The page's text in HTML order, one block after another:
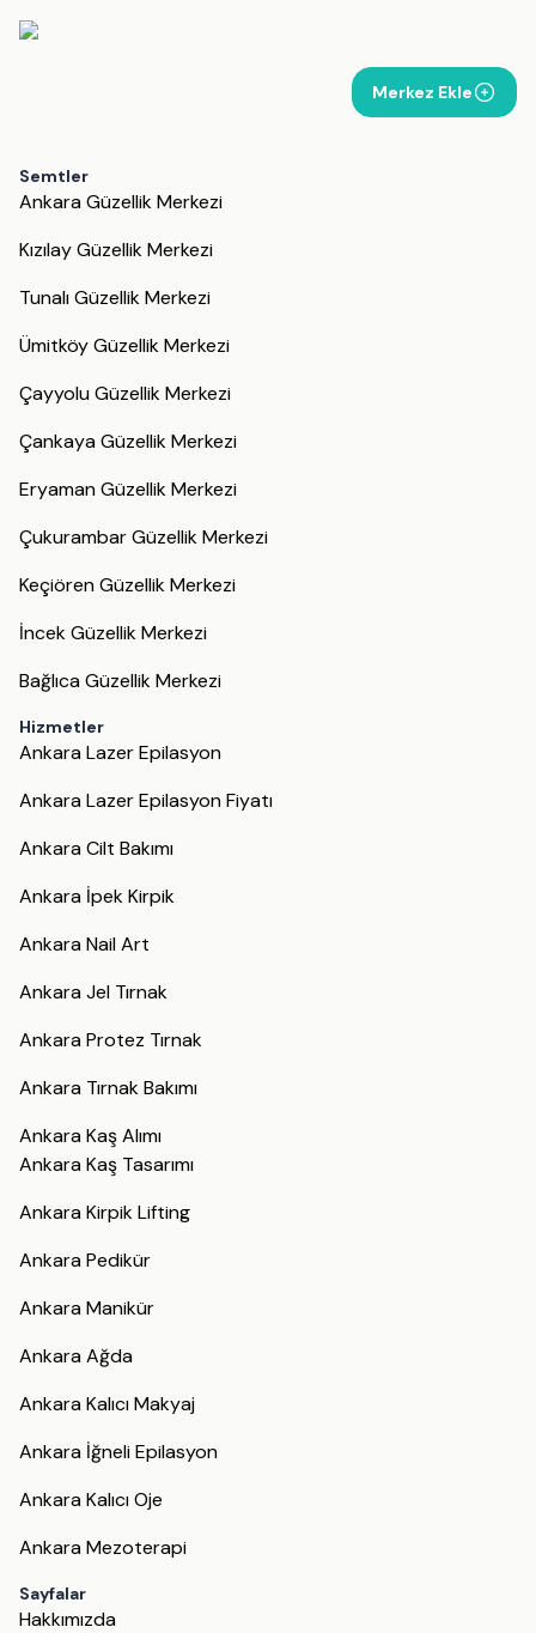
Merkez Ekle
Semtler
Ankara Güzellik Merkezi
Kızılay Güzellik Merkezi
Tunalı Güzellik Merkezi
Ümitköy Güzellik Merkezi
Çayyolu Güzellik Merkezi
Çankaya Güzellik Merkezi
Eryaman Güzellik Merkezi
Çukurambar Güzellik Merkezi
Keçiören Güzellik Merkezi
İncek Güzellik Merkezi
Bağlıca Güzellik Merkezi
Hizmetler
Ankara Lazer Epilasyon
Ankara Lazer Epilasyon Fiyatı
Ankara Cilt Bakımı
Ankara İpek Kirpik
Ankara Nail Art
Ankara Jel Tırnak
Ankara Protez Tırnak
Ankara Tırnak Bakımı
Ankara Kaş Alımı
Ankara Kaş Tasarımı
Ankara Kirpik Lifting
Ankara Pedikür
Ankara Manikür
Ankara Ağda
Ankara Kalıcı Makyaj
Ankara İğneli Epilasyon
Ankara Kalıcı Oje
Ankara Mezoterapi
Sayfalar
Hakkımızda